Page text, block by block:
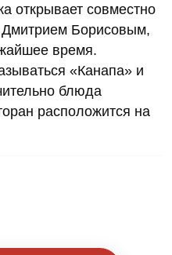
открывает совместно
Дмитрием Борисовым,
время.
«Канапа» и
блюда
расположится на